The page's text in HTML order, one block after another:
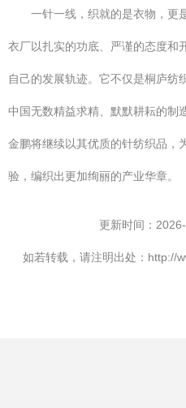
一针一线，织就的是衣物，更
衣厂以扎实的功底、严谨的态度和
自己的发展轨迹。它不仅是桐庐纺
中国无数精益求精、默默耕耘的制
金鹏将继续以其优质的针纺织品，
验，编织出更加绚丽的产业华章。
更新时间：
如若转载，请注明出处：http://